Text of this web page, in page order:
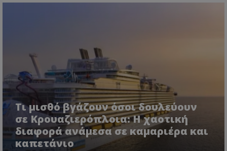
Τι μισθό βγάζουν όσοι δουλεύουν
σε Κρουαζιερόπλοια: Η χαοτική
διαφορά ανάμεσα σε καμαριέρα και
καπετάνιο